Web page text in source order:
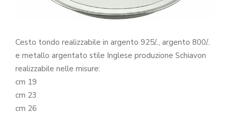
Cesto tondo realizzabile in argento 925/.., argento 800/..
e metallo argentato stile Inglese produzione Schiavon
realizzabile nelle misure:
cm 19
cm 23
cm 26